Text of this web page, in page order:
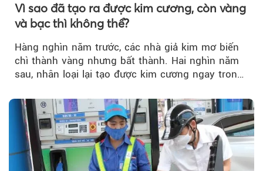
Vì sao đã tạo ra được kim cương, còn vàng
và bạc thì không thể?
Hàng nghìn năm trước, các nhà giả kim mơ biến
chì thành vàng nhưng bất thành. Hai nghìn năm
sau, nhân loại lại tạo được kim cương ngay trong